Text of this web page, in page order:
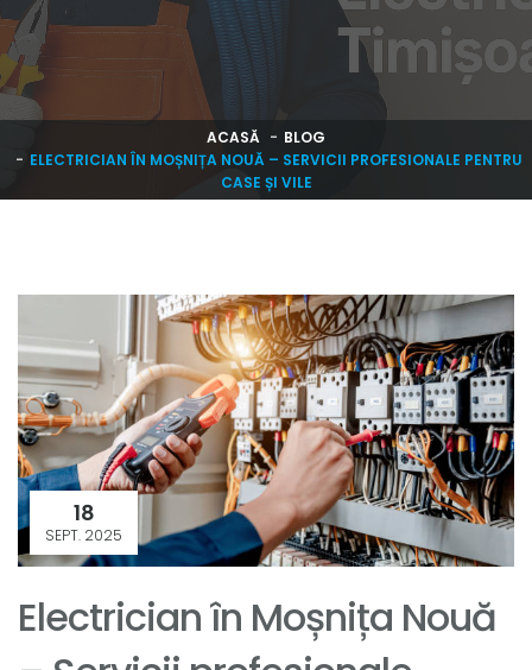
ACASĂ
BLOG
ELECTRICIAN ÎN MOȘNIȚA NOUĂ – SERVICII PROFESIONALE PENTRU
CASE ȘI VILE
18
SEPT. 2025
Electrician în Moșnița Nouă